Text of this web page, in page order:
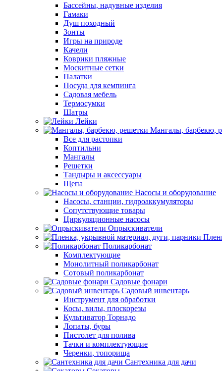
Бассейны, надувные изделия
Гамаки
Душ походный
Зонты
Игры на природе
Качели
Коврики пляжные
Москитные сетки
Палатки
Посуда для кемпинга
Садовая мебель
Термосумки
Шатры
Лейки
Мангалы, барбекю,
Все для растопки
Коптильни
Мангалы
Решетки
Тандыры и аксессуары
Щепа
Насосы и оборудование
Насосы, станции, гидроаккумуляторы
Сопутствующие товары
Циркуляционные насосы
Опрыскиватели
Поликарбонат
Комплектующие
Монолитный поликарбонат
Сотовый поликарбонат
Садовые фонари
Садовый инвентарь
Инструмент для обработки
Косы, вилы, плоскорезы
Культиватор Торнадо
Лопаты, буры
Пистолет для полива
Тачки и комплектующие
Черенки, топорища
Сантехника для дачи